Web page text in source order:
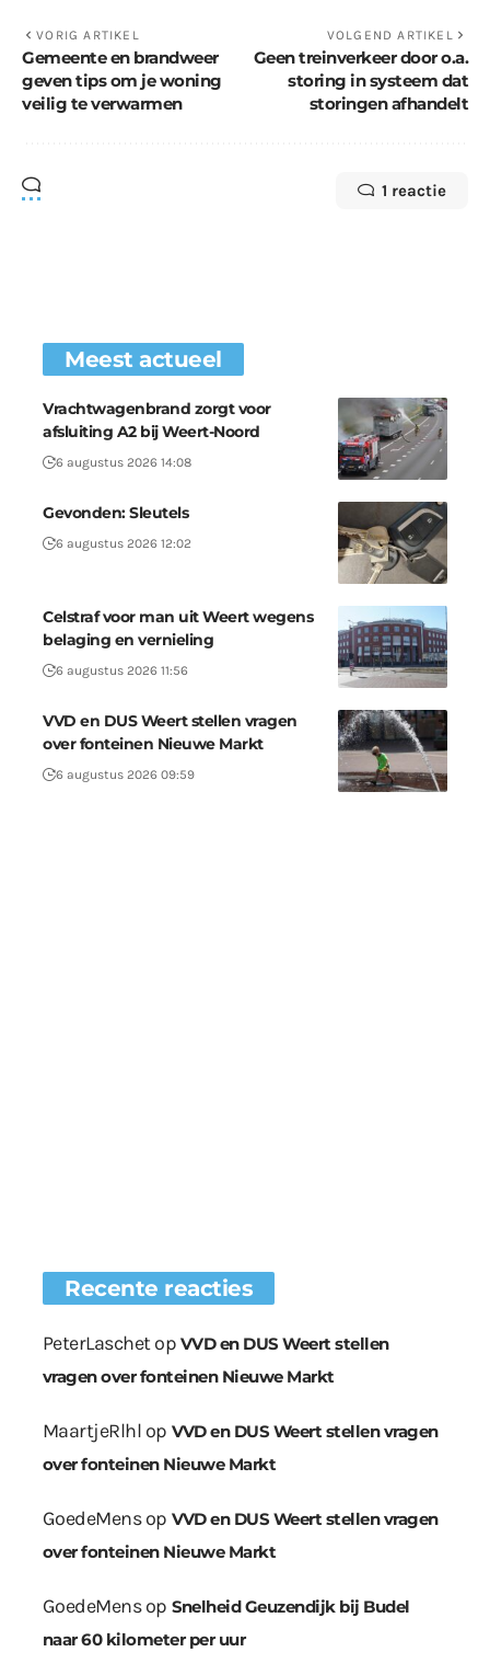
VORIG ARTIKEL
Gemeente en brandweer
geven tips om je woning
veilig te verwarmen
VOLGEND ARTIKEL
Geen treinverkeer door o.a.
storing in systeem dat
storingen afhandelt
1 reactie
Meest actueel
Vrachtwagenbrand zorgt voor
afsluiting A2 bij Weert-Noord
6 augustus 2026 14:08
Gevonden: Sleutels
6 augustus 2026 12:02
Celstraf voor man uit Weert wegens
belaging en vernieling
6 augustus 2026 11:56
VVD en DUS Weert stellen vragen
over fonteinen Nieuwe Markt
6 augustus 2026 09:59
Recente reacties
PeterLaschetop VVD en DUS Weert stellen
vragen over fonteinen Nieuwe Markt
MaartjeRlhl op VVD en DUS Weert stellen vragen
over fonteinen Nieuwe Markt
GoedeMensop VVD en DUS Weert stellen vragen
over fonteinen Nieuwe Markt
GoedeMensop Snelheid Geuzendijk bij Budel
naar 60 kilometer per uur